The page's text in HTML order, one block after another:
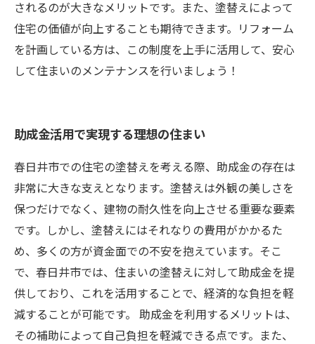
されるのが大きなメリットです。また、塗替えによって
住宅の価値が向上することも期待できます。リフォーム
を計画している方は、この制度を上手に活用して、安心
して住まいのメンテナンスを行いましょう！
助成金活用で実現する理想の住まい
春日井市での住宅の塗替えを考える際、助成金の存在は
非常に大きな支えとなります。塗替えは外観の美しさを
保つだけでなく、建物の耐久性を向上させる重要な要素
です。しかし、塗替えにはそれなりの費用がかかるた
め、多くの方が資金面での不安を抱えています。そこ
で、春日井市では、住まいの塗替えに対して助成金を提
供しており、これを活用することで、経済的な負担を軽
減することが可能です。 助成金を利用するメリットは、
その補助によって自己負担を軽減できる点です。また、